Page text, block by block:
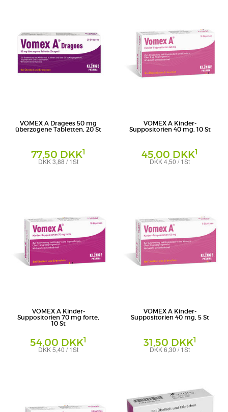
VOMEX A Dragees 50 mg
überzogene Tabletten, 20 St
77,50 DKK1
DKK 3,88 / 1St
VOMEX A Kinder-
Suppositorien 40 mg, 10 St
45,00 DKK1
DKK 4,50 / 1St
VOMEX A Kinder-
Suppositorien 70 mg forte,
10 St
54,00 DKK1
DKK 5,40 / 1St
VOMEX A Kinder-
Suppositorien 40 mg, 5 St
31,50 DKK1
DKK 6,30 / 1St